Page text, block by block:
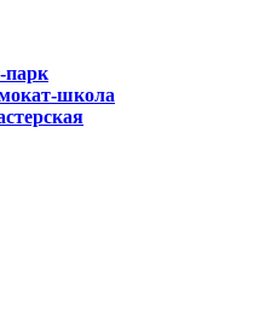
парк
школа